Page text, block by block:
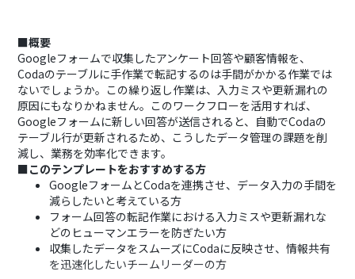
■概要
Googleフォームで収集したアンケート回答や顧客情報を、
Codaのテーブルに手作業で転記するのは手間がかかる作業では
ないでしょうか。この繰り返し作業は、入力ミスや更新漏れの
原因にもなりかねません。このワークフローを活用すれば、
Googleフォームに新しい回答が送信されると、自動でCodaの
テーブル行が更新されるため、こうしたデータ管理の課題を削
減し、業務を効率化できます。
■このテンプレートをおすすめする方
GoogleフォームとCodaを連携させ、データ入力の手間を
減らしたいと考えている方
フォーム回答の転記作業における入力ミスや更新漏れな
どのヒューマンエラーを防ぎたい方
収集したデータをスムーズにCodaに反映させ、情報共有
を迅速化したいチームリーダーの方